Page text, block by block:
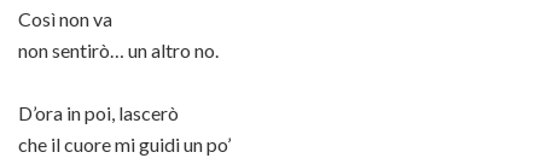
Così non va
non sentirò… un altro no.
D’ora in poi, lascerò
che il cuore mi guidi un po’